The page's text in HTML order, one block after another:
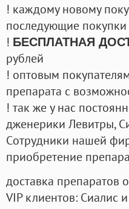
! каждому новому
последующие покупки
! БЕСПЛАТНАЯ
рублей
! оптовым
препарата с
! так же у нас
дженерики Левитры,
Cотрудники нашей
приобретение
доставка препаратов
VIP клиентов: Сиалис